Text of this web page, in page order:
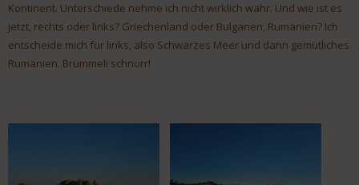
Kontinent. Unterschiede nehme ich nicht wirklich wahr. Und wie ist es
jetzt, rechts oder links? Griechenland oder Bulgarien, Rumänien? Ich
entscheide mich für links, also Schwarzes Meer und dann gemütliches
Rumänien. Brummeli schnurr!